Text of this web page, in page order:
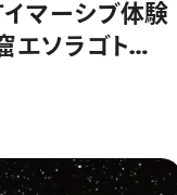
マーシブ体験
エソラゴト
般公開へ 大平